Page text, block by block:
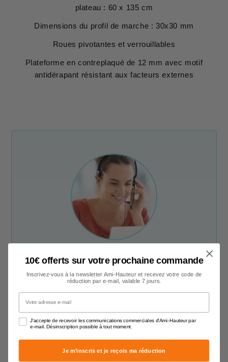
plateau : 60 x 135 cm
Dimensions du profil de marche : 30x30 mm
Roues pivotantes et verrouillables
Plateforme en contreplaqué de 12 mm avec motif
antidérapant résistant aux facteurs externes
Une question ? Un conseil ?
Nos conseillers sont à votre
écoute !
Notre service client est à votre disposition
du lundi au vendredi de 9h00 à 17h00par
téléphone, e-mail et chat.
10€ offerts sur votre prochaine commande
Inscrivez-vous à la newsletter Ami-Hauteur et recevez votre code de
réduction par e-mail, valable 7 jours.
Votre adresse e-mail
J'accepte de recevoir les communications commerciales d'Ami-Hauteur par
e-mail. Désinscription possible à tout moment.
Je m'inscris et je reçois ma réduction